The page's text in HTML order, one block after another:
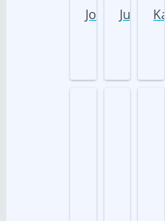
Joyce Juri